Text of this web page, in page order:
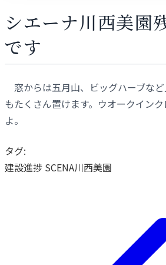
シエーナ川西美園
です
窓からは五月山、ビッグハーブな
もたくさん置けます。ウオークイン
よ。
タグ:
建設進捗 SCENA川西美園